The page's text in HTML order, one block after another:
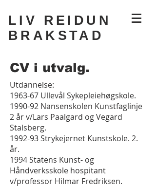
LIV REIDUN
BRAKSTAD
Utdannelse:
1963-67 Ullevål Sykepleiehøgskole.
1990-92 Nansenskolen Kunstfaglinje
2 år v/Lars Paalgard og Vegard
Stalsberg.
1992-93 Strykejernet Kunstskole. 2.
år.
1994 Statens Kunst- og
Håndverksskole hospitant
v/professor Hilmar Fredriksen.
CV i utvalg.